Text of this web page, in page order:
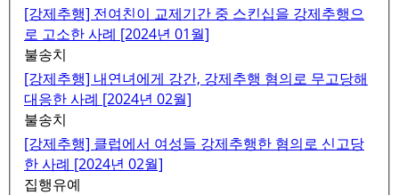
[강제추행] 전여친이 교제기간 중 스킨십을 강제추행으
로 고소한 사례 [2024년 01월]
불송치
[강제추행] 내연녀에게 강간, 강제추행 혐의로 무고당해
대응한 사례 [2024년 02월]
불송치
[강제추행] 클럽에서 여성들 강제추행한 혐의로 신고당
한 사례 [2024년 02월]
집행유예